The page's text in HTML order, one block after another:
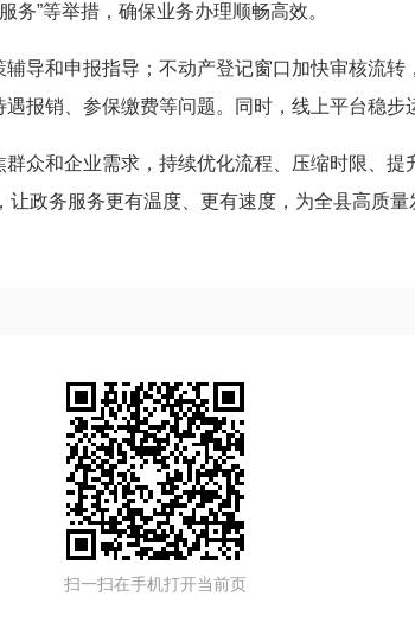
务”等举措，确保业务办理顺畅高效。
导和申报指导；不动产登记窗口加快审核流
报销、参保缴费等问题。同时，线上平台稳步
众和企业需求，持续优化流程、压缩时限、提
让政务服务更有温度、更有速度，为全县高质量
扫一扫在手机打开当前页